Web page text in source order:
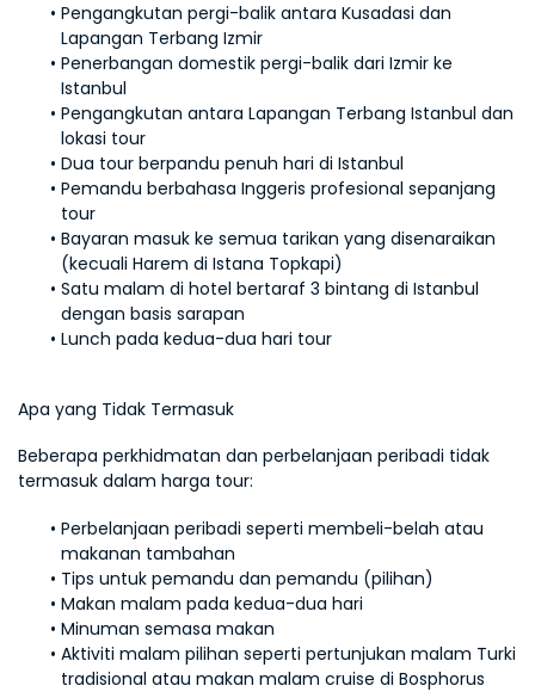
Pengangkutan pergi-balik antara Kusadasi dan
Lapangan Terbang Izmir
Penerbangan domestik pergi-balik dari Izmir ke
Istanbul
Pengangkutan antara Lapangan Terbang Istanbul dan
lokasi tour
Dua tour berpandu penuh hari di Istanbul
Pemandu berbahasa Inggeris profesional sepanjang
tour
Bayaran masuk ke semua tarikan yang disenaraikan
(kecuali Harem di Istana Topkapi)
Satu malam di hotel bertaraf 3 bintang di Istanbul
dengan basis sarapan
Lunch pada kedua-dua hari tour
Apa yang Tidak Termasuk
Beberapa perkhidmatan dan perbelanjaan peribadi tidak
termasuk dalam harga tour:
Perbelanjaan peribadi seperti membeli-belah atau
makanan tambahan
Tips untuk pemandu dan pemandu (pilihan)
Makan malam pada kedua-dua hari
Minuman semasa makan
Aktiviti malam pilihan seperti pertunjukan malam Turki
tradisional atau makan malam cruise di Bosphorus